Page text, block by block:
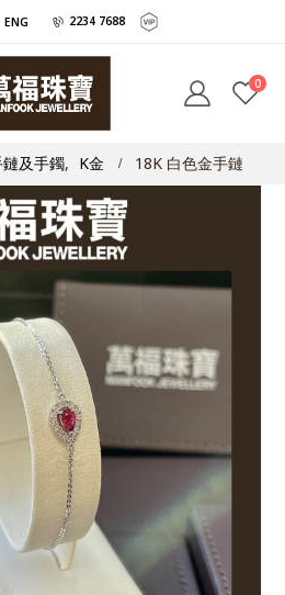
ENG 2234 7688
0
及手鐲, K金 18K 白色金手鏈